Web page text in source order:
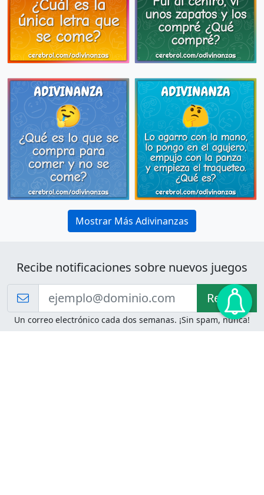
Mostrar Más Adivinanzas
Recibe notificaciones sobre nuevos juegos
Recibir!
Un correo electrónico cada dos semanas. ¡Sin spam, nunca!